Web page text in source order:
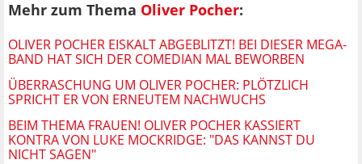
Mehr zum Thema Oliver Pocher:
OLIVER POCHER EISKALT ABGEBLITZT! BEI DIESER MEGA-
BAND HAT SICH DER COMEDIAN MAL BEWORBEN
ÜBERRASCHUNG UM OLIVER POCHER: PLÖTZLICH
SPRICHT ER VON ERNEUTEM NACHWUCHS
BEIM THEMA FRAUEN! OLIVER POCHER KASSIERT
KONTRA VON LUKE MOCKRIDGE: "DAS KANNST DU
NICHT SAGEN"